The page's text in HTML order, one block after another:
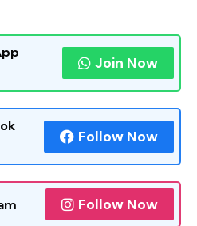
Join Now
Follow Now
Follow Now